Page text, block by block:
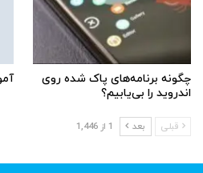
چگونه برنامه‌های پاک شده روی
اندروید را بی‌یابیم؟
قبلی بعد 1 از 1,446